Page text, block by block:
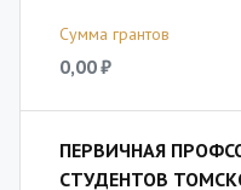
Сумма грантов
0,00 ₽
ПЕРВИЧНАЯ
СТУДЕНТОВ